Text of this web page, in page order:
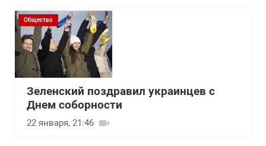
Общество
Зеленский поздравил украинцев с
Днем соборности
22 января, 21:46